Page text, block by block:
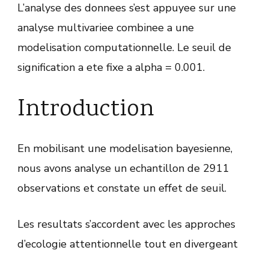
L’analyse des donnees s’est appuyee sur une
analyse multivariee combinee a une
modelisation computationnelle. Le seuil de
signification a ete fixe a alpha = 0.001.
Introduction
En mobilisant une modelisation bayesienne,
nous avons analyse un echantillon de 2911
observations et constate un effet de seuil.
Les resultats s’accordent avec les approches
d’ecologie attentionnelle tout en divergeant